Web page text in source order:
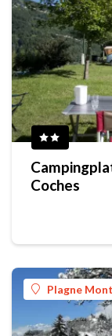
Coches
Plagne